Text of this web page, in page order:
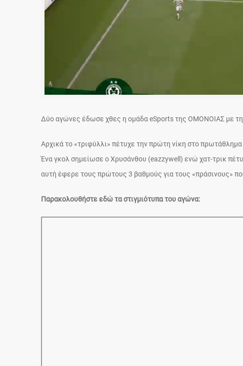
Δύο αγώνες έδωσε χθες η ομάδα eSports της ΟΜΟΝΟΙΑΣ με
Αρχικά το «τριφύλλι» πέτυχε την πρώτη νίκη στο
Ένα γκολ σημείωσε ο Χρυσάνθου (eazzywell) ενώ χατ-τρικ
αυτή έφερε τους πρώτους 3 βαθμούς για τους «πράσινους»
Παρακολουθήστε εδώ τα στιγμιότυπα του αγώνα: